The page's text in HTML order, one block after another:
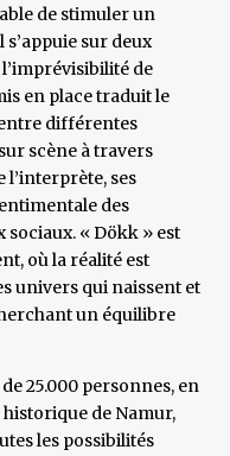
de stimuler un
sur deux
de
en place traduit le
différentes
scène à travers
l’interprète, ses
des
sociaux. « Dökk » est
où la réalité est
univers qui naissent et
un équilibre
25.000 personnes, en
de Namur,
les possibilités